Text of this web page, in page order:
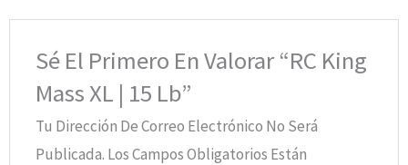
Sé El Primero En Valorar “RC King
Mass XL | 15 Lb”
Tu Dirección De Correo Electrónico No Será
Publicada. Los Campos Obligatorios Están